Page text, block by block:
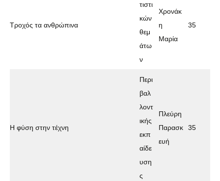
Τροχός τα ανθρώπινα
τιστι
κών
θεμ
άτω
ν
Χρονάκ
η
Μαρία
35
Η φύση στην τέχνη
Περι
βαλ
λοντ
ικής
εκπ
αίδε
υση
ς
Πλεύρη
Παρασκ
ευή
35